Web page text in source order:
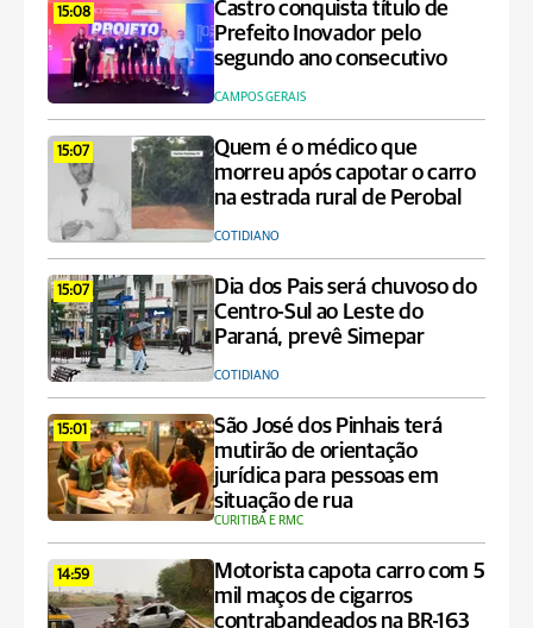
15:08
Castro conquista título de
Prefeito Inovador pelo
segundo ano consecutivo
CAMPOS GERAIS
15:07
Quem é o médico que
morreu após capotar o carro
na estrada rural de Perobal
COTIDIANO
15:07
Dia dos Pais será chuvoso do
Centro-Sul ao Leste do
Paraná, prevê Simepar
COTIDIANO
15:01
São José dos Pinhais terá
mutirão de orientação
jurídica para pessoas em
situação de rua
CURITIBA E RMC
14:59
Motorista capota carro com 5
mil maços de cigarros
contrabandeados na BR-163